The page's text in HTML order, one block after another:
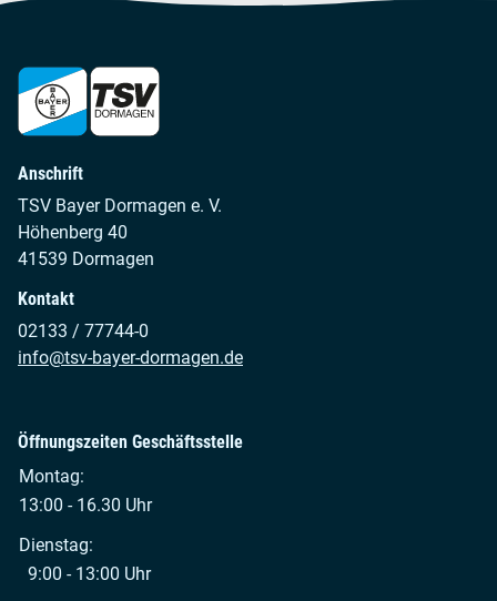
Anschrift
TSV Bayer Dormagen e. V.
Höhenberg 40
41539 Dormagen
Kontakt
02133 / 77744-0
info@tsv-bayer-dormagen.de
Öffnungszeiten Geschäftsstelle
Montag:
13:00 - 16.30 Uhr
Dienstag:
9:00 - 13:00 Uhr